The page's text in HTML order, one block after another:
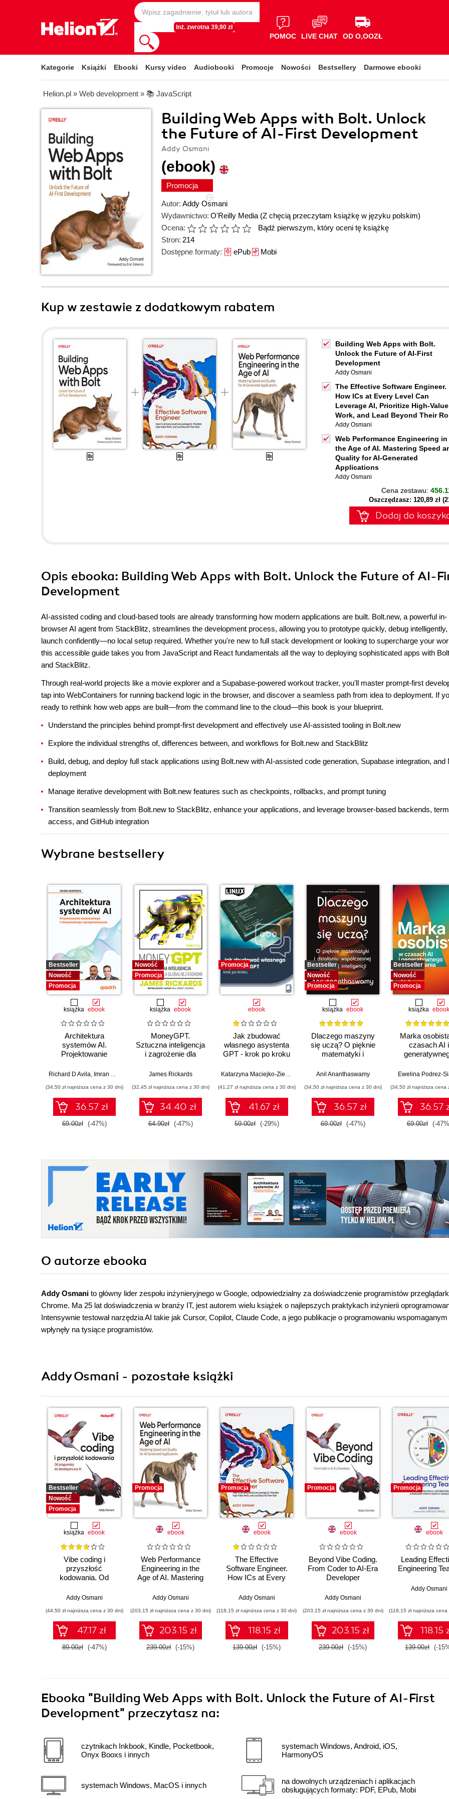
Inż. zwrotna 39,90 zł
POMOC LIVE CHAT OD O,OOZŁ
Kategorie Książki Ebooki Kursy video Audiobooki Promocje Nowości Bestsellery Darmowe ebooki
Helion.pl » Web development » 📚 JavaScript
Building Web Apps with Bolt. Unlock
the Future of AI-First Development
Addy Osmani
(ebook)
Promocja
Autor: Addy Osmani
Wydawnictwo: O'Reilly Media (Z chęcią przeczytam książkę w języku polskim)
Ocena:
Bądź pierwszym, który oceni tę książkę
Stron: 214
Dostępne formaty: ePubMobi
Kup w zestawie z dodatkowym rabatem
Building Web Apps with Bolt.
Unlock the Future of AI-First
Development
Addy Osmani
The Effective Software Engineer.
How ICs at Every Level Can
Leverage AI, Prioritize High-Value
Work, and Lead Beyond Their
Addy Osmani
Web Performance Engineering in
the Age of AI. Mastering Speed
Quality for AI-Generated
Applications
Addy Osmani
Cena zestawu:
Oszczędzasz: 120,89 zł
Dodaj do
Opis ebooka: Building Web Apps with Bolt. Unlock the Future of AI-
Development
AI-assisted coding and cloud-based tools are already transforming how modern applications are built. Bolt.new, a powerful in-
browser AI agent from StackBlitz, streamlines the development process, allowing you to prototype quickly, debug intelligently,
launch confidently—no local setup required. Whether you're new to full stack development or looking to supercharge your
this accessible guide takes you from JavaScript and React fundamentals all the way to deploying sophisticated apps with
and StackBlitz.
Through real-world projects like a movie explorer and a Supabase-powered workout tracker, you'll master prompt-first
tap into WebContainers for running backend logic in the browser, and discover a seamless path from idea to deployment. If
ready to rethink how web apps are built—from the command line to the cloud—this book is your blueprint.
Understand the principles behind prompt-first development and effectively use AI-assisted tooling in Bolt.new
Explore the individual strengths of, differences between, and workflows for Bolt.new and StackBlitz
Build, debug, and deploy full stack applications using Bolt.new with AI-assisted code generation, Supabase integration, and
deployment
Manage iterative development with Bolt.new features such as checkpoints, rollbacks, and prompt tuning
Transition seamlessly from Bolt.new to StackBlitz, enhance your applications, and leverage browser-based backends,
access, and GitHub integration
Wybrane bestsellery
Bestseller
Nowość
Promocja
książka ebook
Architektura
systemów AI.
Projektowanie
niezawodnego
Richard D Avila, Imran Ahmad
(34,50 zł najniższa cena z 30 dni)
36.57 zł
69.00zł (-47%)
Nowość
Promocja
książka ebook
MoneyGPT.
Sztuczna inteligencja
i zagrożenie dla
James Rickards
(32,45 zł najniższa cena z 30 dni)
34.40 zł
64.90zł (-47%)
Promocja
ebook
Jak zbudować
własnego asystenta
GPT - krok po kroku
Katarzyna Maciejko-Zielińska
(41,27 zł najniższa cena z 30 dni)
41.67 zł
59.00zł (-29%)
Bestseller
Nowość
Promocja
książka ebook
Dlaczego maszyny
się uczą? O pięknie
matematyki i
współczesnej
Anil Ananthaswamy
(34,50 zł najniższa cena z 30 dni)
36.57 zł
69.00zł (-47%)
Bestseller
Nowość
Promocja
książka ebook
Marka
czasach AI i
Ewelina Podrez-
(34,50 zł najniższa cena
36.57
69.00zł (-
O autorze ebooka
Addy Osmani to główny lider zespołu inżynieryjnego w Google, odpowiedzialny za doświadczenie programistów
Chrome. Ma 25 lat doświadczenia w branży IT, jest autorem wielu książek o najlepszych praktykach inżynierii
Intensywnie testował narzędzia AI takie jak Cursor, Copilot, Claude Code, a jego publikacje o programowaniu wspomaganym
wpłynęły na tysiące programistów.
Addy Osmani - pozostałe książki
Bestseller
Nowość
Promocja
książka ebook
Vibe coding i
przyszłość
kodowania. Od
dewelopera ery AI
Addy Osmani
(44,50 zł najniższa cena z 30 dni)
47.17 zł
89.00zł (-47%)
Promocja
ebook
Web Performance
Engineering in the
Age of AI. Mastering
AI-Generated
Addy Osmani
(203,15 zł najniższa cena z 30 dni)
203.15 zł
239.00zł (-15%)
Promocja
ebook
The Effective
Software Engineer.
How ICs at Every
AI, Prioritize High-
Lead Beyond Their
Role
Addy Osmani
(118,15 zł najniższa cena z 30 dni)
118.15 zł
139.00zł (-15%)
Promocja
ebook
Beyond Vibe Coding.
From Coder to AI-Era
Developer
Addy Osmani
(203,15 zł najniższa cena z 30 dni)
203.15 zł
239.00zł (-15%)
Promocja
ebook
Leading
Engineering
Addy Osmani
(118,15 zł najniższa
118.15
139.00zł (-
Ebooka "Building Web Apps with Bolt. Unlock the Future of AI-First
Development" przeczytasz na:
czytnikach Inkbook, Kindle, Pocketbook,
Onyx Booxs i innych
systemach Windows, MacOS i innych
systemach Windows, Android, iOS,
HarmonyOS
na dowolnych urządzeniach i aplikacjach
obsługujących formaty: PDF, EPub, Mobi